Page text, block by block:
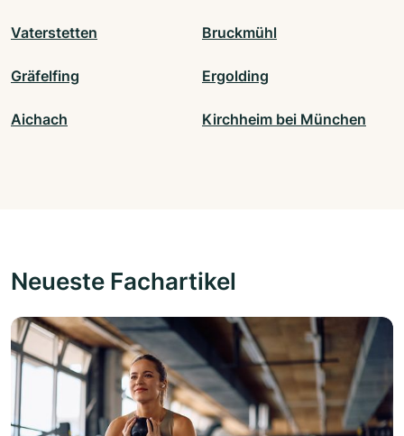
Vaterstetten Bruckmühl
Gräfelfing Ergolding
Aichach Kirchheim bei München
Neueste Fachartikel